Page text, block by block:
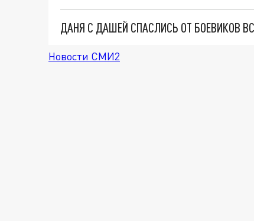
ДАНЯ С ДАШЕЙ СПАСЛИСЬ ОТ БОЕВИКОВ
Новости СМИ2